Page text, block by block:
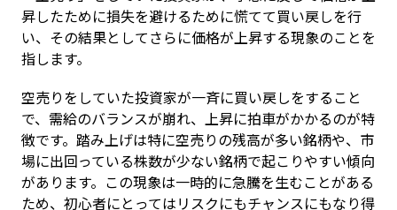
昇したために損失を避けるために慌てて買い戻しを行
い、その結果としてさらに価格が上昇する現象のことを
指します。
空売りをしていた投資家が一斉に買い戻しをすること
で、需給のバランスが崩れ、上昇に拍車がかかるのが特
徴です。踏み上げは特に空売りの残高が多い銘柄や、市
場に出回っている株数が少ない銘柄で起こりやすい傾向
があります。この現象は一時的に急騰を生むことがある
ため、初心者にとってはリスクにもチャンスにもなり得